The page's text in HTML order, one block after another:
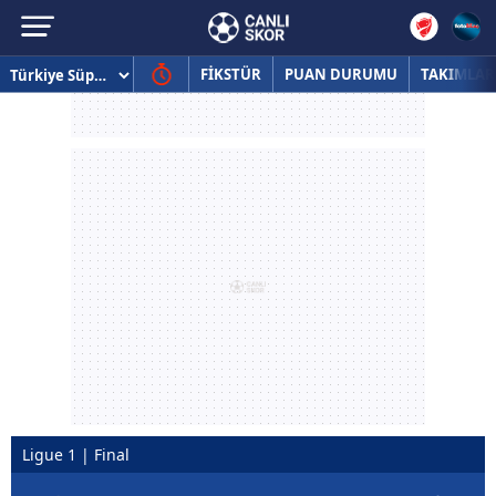
FİKSTÜR PUAN DURUMU TAKIMLAR
Ligue 1 | Final